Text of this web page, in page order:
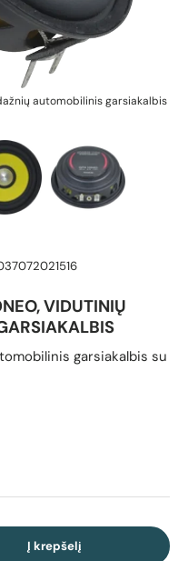
automobilinis garsiakalbis
VIDUTINIŲ
garsiakalbis su
Į krepšelį